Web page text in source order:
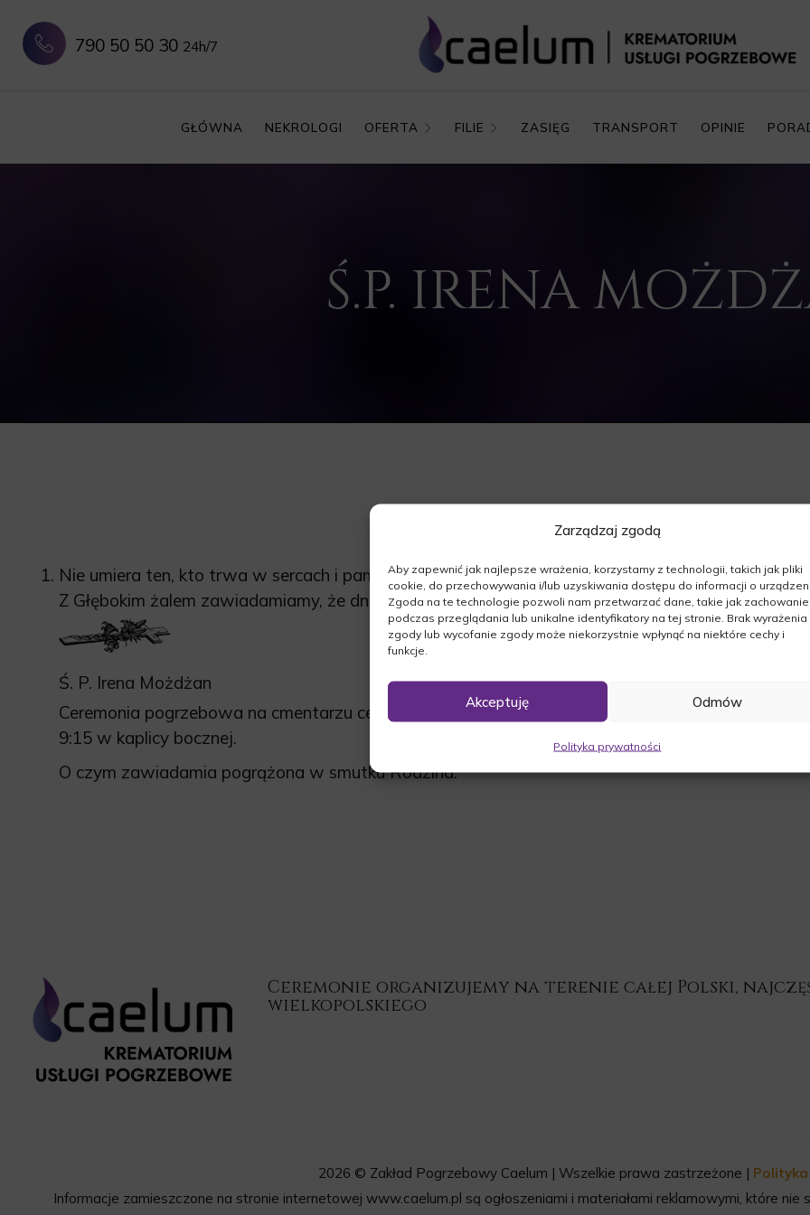
Zarządzaj zgodą
Aby zapewnić jak najlepsze wrażenia, korzystamy z technologii, takich jak pliki
cookie, do przechowywania i/lub uzyskiwania dostępu do informacji o
Zgoda na te technologie pozwoli nam przetwarzać dane, takie jak zachowanie
podczas przeglądania lub unikalne identyfikatory na tej stronie. Brak wyrażenia
zgody lub wycofanie zgody może niekorzystnie wpłynąć na niektóre cechy i
funkcje.
Akceptuję Odmów
Polityka prywatności
790 50 50 30 24h/7
GŁÓWNA NEKROLOGI OFERTA FILIE ZASIĘG TRANSPORT OPINIE
Ś.P. IRENA
Nie umiera ten, kto trwa w sercach i pamięci naszej.
Z Głębokim żalem zawiadamiamy, że dnia 12.02.2017r. odeszła od nas:
Ś. P. Irena Możdżan
Ceremonia pogrzebowa na cmentarzu centralnym w Szczecinie dnia 17.02.2017 o godzinie
9:15 w kaplicy bocznej.
O czym zawiadamia pogrążona w smutku Rodzina.
Ceremonie organizujemy na terenie całej Polski,
wielkopolskiego
2026 © Zakład Pogrzebowy Caelum | Wszelkie prawa zastrzeżone |
Informacje zamieszczone na stronie internetowej www.caelum.pl są ogłoszeniami i materiałami reklamowymi, które